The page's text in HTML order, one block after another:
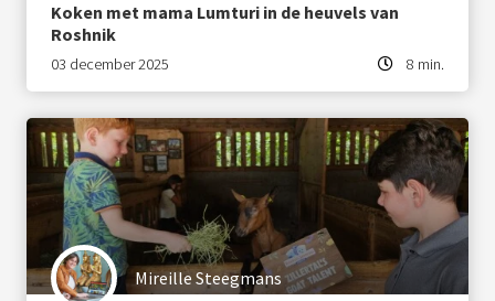
Koken met mama Lumturi in de heuvels van
Roshnik
03 december 2025 8 min.
Mireille Steegmans